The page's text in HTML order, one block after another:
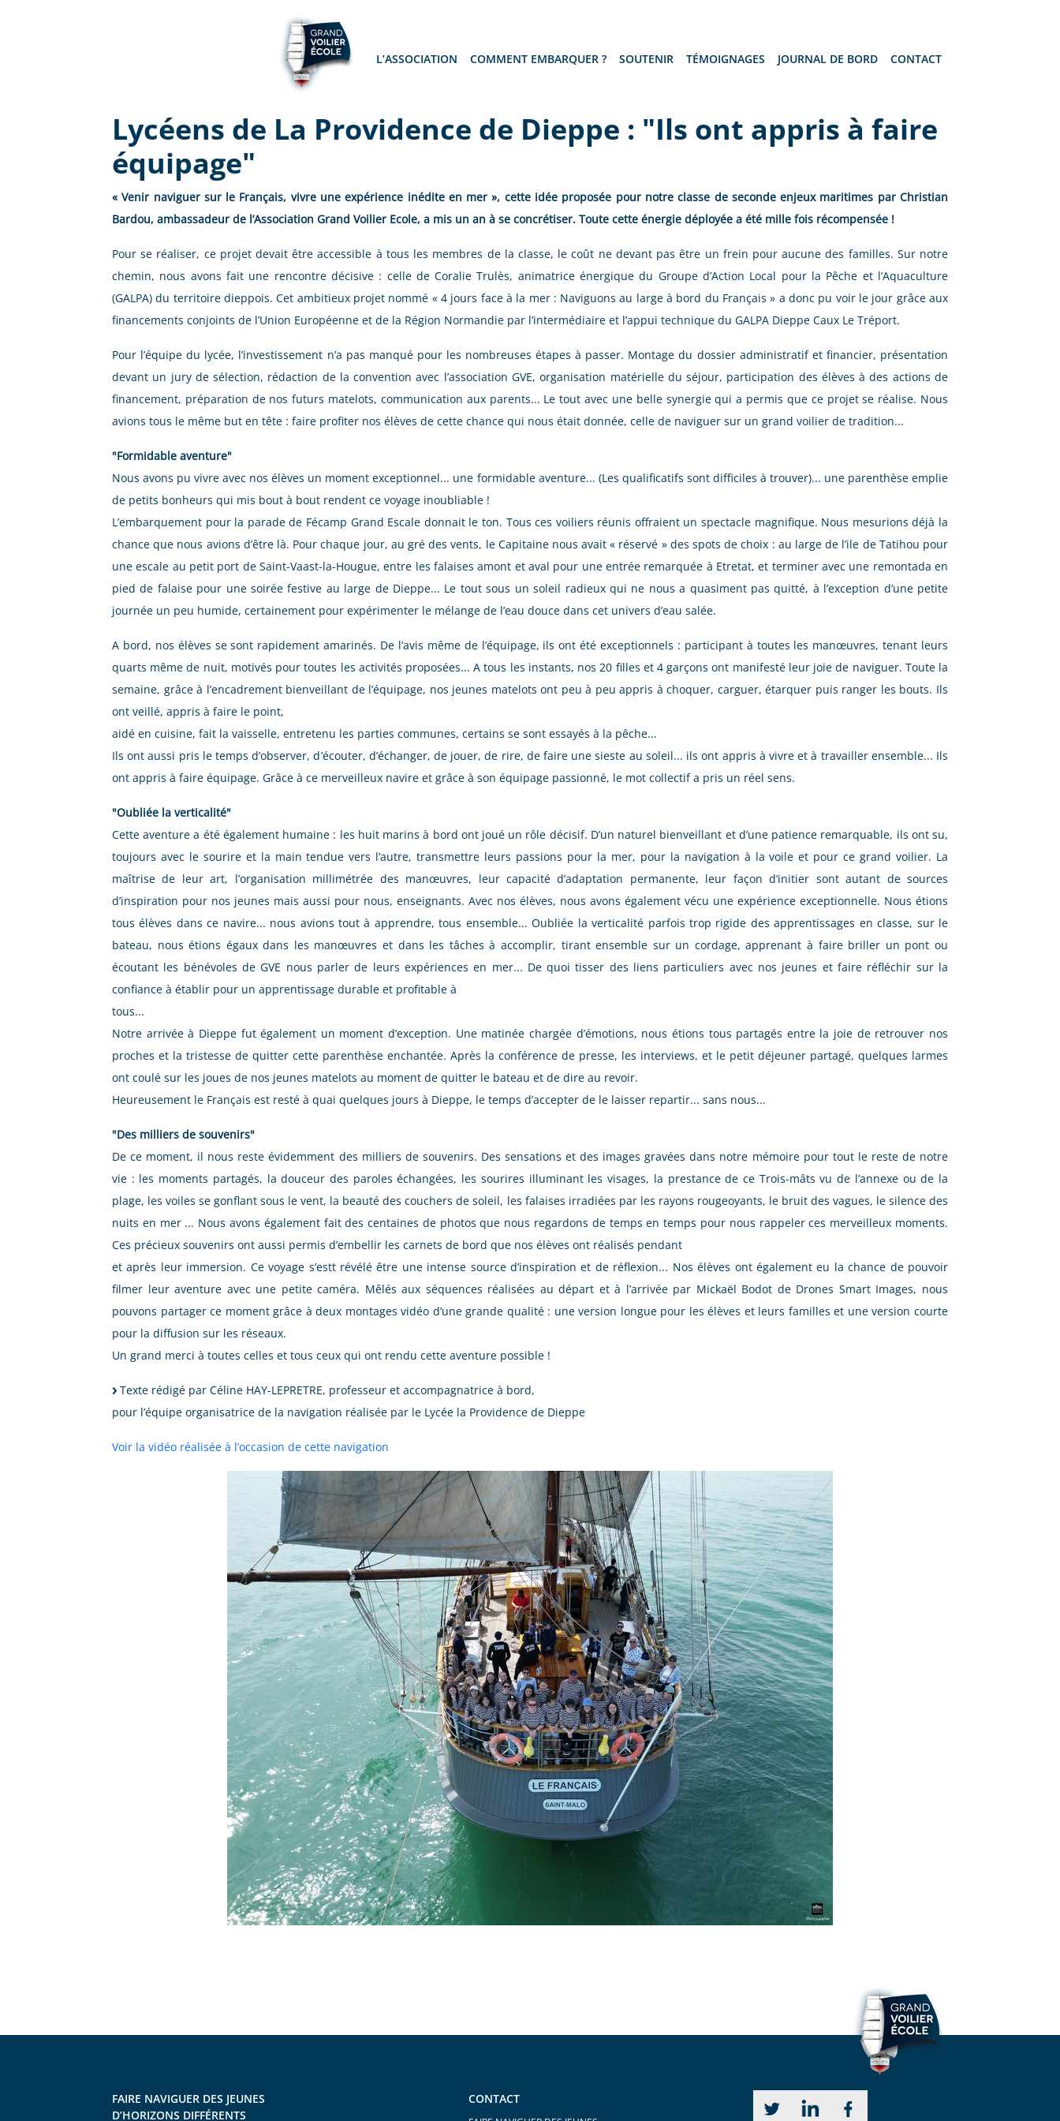
L’ASSOCIATION COMMENT EMBARQUER ? SOUTENIR TÉMOIGNAGES JOURNAL DE BORD CONTACT
Lycéens de La Providence de Dieppe : "Ils ont appris à faire
équipage"
« Venir naviguer sur le Français, vivre une expérience inédite en mer », cette idée proposée pour notre classe de seconde enjeux maritimes par Christian
Bardou, ambassadeur de l’Association Grand Voilier Ecole, a mis un an à se concrétiser. Toute cette énergie déployée a été mille fois récompensée !
Pour se réaliser, ce projet devait être accessible à tous les membres de la classe, le coût ne devant pas être un frein pour aucune des familles. Sur notre
chemin, nous avons fait une rencontre décisive : celle de Coralie Trulès, animatrice énergique du Groupe d’Action Local pour la Pêche et l’Aquaculture
(GALPA) du territoire dieppois. Cet ambitieux projet nommé « 4 jours face à la mer : Naviguons au large à bord du Français » a donc pu voir le jour grâce aux
financements conjoints de l’Union Européenne et de la Région Normandie par l’intermédiaire et l’appui technique du GALPA Dieppe Caux Le Tréport.
Pour l’équipe du lycée, l’investissement n’a pas manqué pour les nombreuses étapes à passer. Montage du dossier administratif et financier, présentation
devant un jury de sélection, rédaction de la convention avec l’association GVE, organisation matérielle du séjour, participation des élèves à des actions de
financement, préparation de nos futurs matelots, communication aux parents... Le tout avec une belle synergie qui a permis que ce projet se réalise. Nous
avions tous le même but en tête : faire profiter nos élèves de cette chance qui nous était donnée, celle de naviguer sur un grand voilier de tradition...
"Formidable aventure"
Nous avons pu vivre avec nos élèves un moment exceptionnel... une formidable aventure... (Les qualificatifs sont difficiles à trouver)... une parenthèse emplie
de petits bonheurs qui mis bout à bout rendent ce voyage inoubliable !
L’embarquement pour la parade de Fécamp Grand Escale donnait le ton. Tous ces voiliers réunis offraient un spectacle magnifique. Nous mesurions déjà la
chance que nous avions d’être là. Pour chaque jour, au gré des vents, le Capitaine nous avait « réservé » des spots de choix : au large de l’ile de Tatihou pour
une escale au petit port de Saint-Vaast-la-Hougue, entre les falaises amont et aval pour une entrée remarquée à Etretat, et terminer avec une remontada en
pied de falaise pour une soirée festive au large de Dieppe... Le tout sous un soleil radieux qui ne nous a quasiment pas quitté, à l’exception d’une petite
journée un peu humide, certainement pour expérimenter le mélange de l’eau douce dans cet univers d’eau salée.
A bord, nos élèves se sont rapidement amarinés. De l’avis même de l’équipage, ils ont été exceptionnels : participant à toutes les manœuvres, tenant leurs
quarts même de nuit, motivés pour toutes les activités proposées... A tous les instants, nos 20 filles et 4 garçons ont manifesté leur joie de naviguer. Toute la
semaine, grâce à l’encadrement bienveillant de l’équipage, nos jeunes matelots ont peu à peu appris à choquer, carguer, étarquer puis ranger les bouts. Ils
ont veillé, appris à faire le point,
aidé en cuisine, fait la vaisselle, entretenu les parties communes, certains se sont essayés à la pêche...
Ils ont aussi pris le temps d’observer, d’écouter, d’échanger, de jouer, de rire, de faire une sieste au soleil... ils ont appris à vivre et à travailler ensemble... Ils
ont appris à faire équipage. Grâce à ce merveilleux navire et grâce à son équipage passionné, le mot collectif a pris un réel sens.
"Oubliée la verticalité"
Cette aventure a été également humaine : les huit marins à bord ont joué un rôle décisif. D’un naturel bienveillant et d’une patience remarquable, ils ont su,
toujours avec le sourire et la main tendue vers l’autre, transmettre leurs passions pour la mer, pour la navigation à la voile et pour ce grand voilier. La
maîtrise de leur art, l’organisation millimétrée des manœuvres, leur capacité d’adaptation permanente, leur façon d’initier sont autant de sources
d’inspiration pour nos jeunes mais aussi pour nous, enseignants. Avec nos élèves, nous avons également vécu une expérience exceptionnelle. Nous étions
tous élèves dans ce navire... nous avions tout à apprendre, tous ensemble... Oubliée la verticalité parfois trop rigide des apprentissages en classe, sur le
bateau, nous étions égaux dans les manœuvres et dans les tâches à accomplir, tirant ensemble sur un cordage, apprenant à faire briller un pont ou
écoutant les bénévoles de GVE nous parler de leurs expériences en mer... De quoi tisser des liens particuliers avec nos jeunes et faire réfléchir sur la
confiance à établir pour un apprentissage durable et profitable à
tous...
Notre arrivée à Dieppe fut également un moment d’exception. Une matinée chargée d’émotions, nous étions tous partagés entre la joie de retrouver nos
proches et la tristesse de quitter cette parenthèse enchantée. Après la conférence de presse, les interviews, et le petit déjeuner partagé, quelques larmes
ont coulé sur les joues de nos jeunes matelots au moment de quitter le bateau et de dire au revoir.
Heureusement le Français est resté à quai quelques jours à Dieppe, le temps d’accepter de le laisser repartir... sans nous...
"Des milliers de souvenirs"
De ce moment, il nous reste évidemment des milliers de souvenirs. Des sensations et des images gravées dans notre mémoire pour tout le reste de notre
vie : les moments partagés, la douceur des paroles échangées, les sourires illuminant les visages, la prestance de ce Trois-mâts vu de l’annexe ou de la
plage, les voiles se gonflant sous le vent, la beauté des couchers de soleil, les falaises irradiées par les rayons rougeoyants, le bruit des vagues, le silence des
nuits en mer ... Nous avons également fait des centaines de photos que nous regardons de temps en temps pour nous rappeler ces merveilleux moments.
Ces précieux souvenirs ont aussi permis d’embellir les carnets de bord que nos élèves ont réalisés pendant
et après leur immersion. Ce voyage s’estt révélé être une intense source d’inspiration et de réflexion... Nos élèves ont également eu la chance de pouvoir
filmer leur aventure avec une petite caméra. Mêlés aux séquences réalisées au départ et à l’arrivée par Mickaël Bodot de Drones Smart Images, nous
pouvons partager ce moment grâce à deux montages vidéo d’une grande qualité : une version longue pour les élèves et leurs familles et une version courte
pour la diffusion sur les réseaux.
Un grand merci à toutes celles et tous ceux qui ont rendu cette aventure possible !
Texte rédigé par Céline HAY-LEPRETRE, professeur et accompagnatrice à bord,
pour l’équipe organisatrice de la navigation réalisée par le Lycée la Providence de Dieppe
Voir la vidéo réalisée à l’occasion de cette navigation
FAIRE NAVIGUER DES JEUNES
D’HORIZONS DIFFÉRENTS
CONTACT